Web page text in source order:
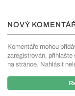
NOVÝ
Komentáře mohou
zaregistrován, přihlašte
na stránce. Nahlásit